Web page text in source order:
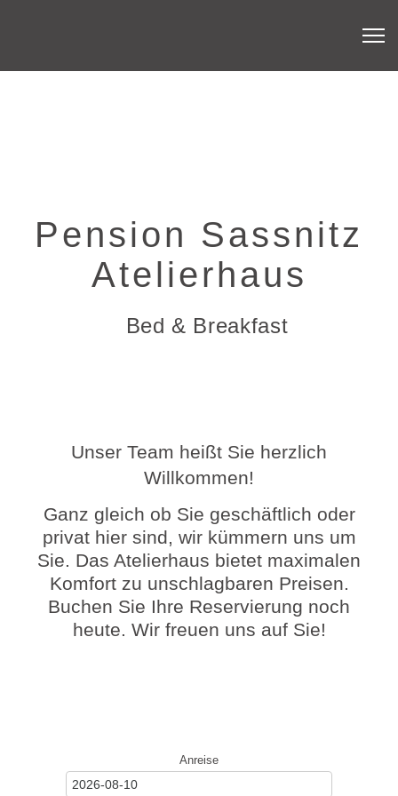
Pension Sassnitz
Atelierhaus
Bed & Breakfast
Unser Team heißt Sie herzlich
Willkommen!
Ganz gleich ob Sie geschäftlich oder
privat hier sind, wir kümmern uns um
Sie. Das Atelierhaus bietet maximalen
Komfort zu unschlagbaren Preisen.
Buchen Sie Ihre Reservierung noch
heute. Wir freuen uns auf Sie!
Anreise